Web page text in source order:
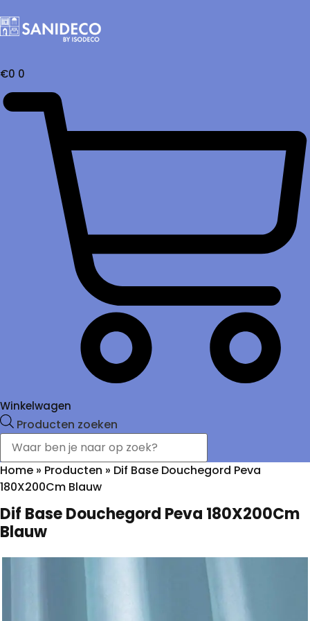
€0 0
Winkelwagen
Producten zoeken
Home » Producten » Dif Base Douchegord Peva
180X200Cm Blauw
Dif Base Douchegord Peva 180X200Cm
Blauw